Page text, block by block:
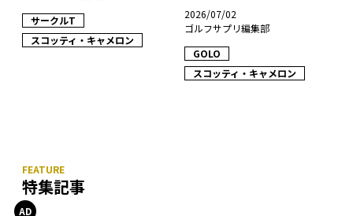
サークルT
スコッティ・キャメロン
2026/07/02
ゴルフサプリ編集部
GOLO
スコッティ・キャメロン
特集記事